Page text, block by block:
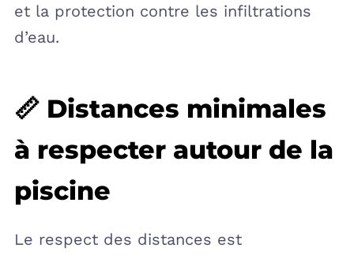
et la protection contre les infiltrations
d’eau.
📏 Distances minimales
à respecter autour de la
piscine
Le respect des distances est